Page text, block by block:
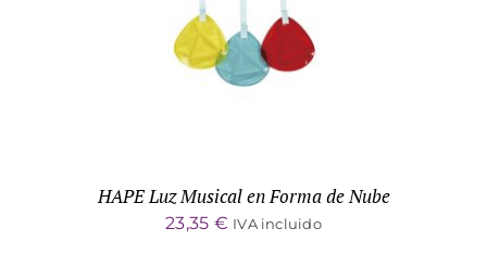
HAPE Luz Musical en Forma de Nube
23,35 € IVA incluido